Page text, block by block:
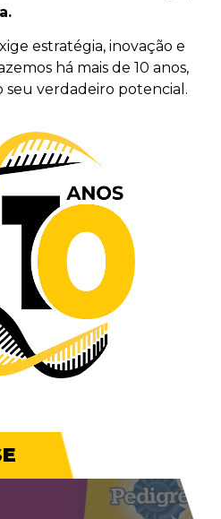
estratégia, inovação e
há mais de 10 anos,
seu verdadeiro potencial.